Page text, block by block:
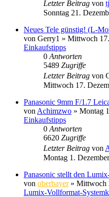
Letzter Beitrag von
Sonntag 21.
Neues Tele günstig! (L-
von Gerry1 » Mittwoch
Einkaufstipps
0 Antworten
5489 Zugriffe
Letzter Beitrag von
Mittwoch 17.
Panasonic 9mm F/1.7
von Achimzwo » Montag
Einkaufstipps
0 Antworten
6620 Zugriffe
Letzter Beitrag von
Montag 1.
Panasonic stellt den
von oberbayer» Mittwoch
Lumix-Vollformat-